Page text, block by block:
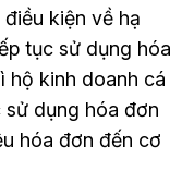
kiện về hạ
tục sử dụng hóa
hộ kinh doanh cá
sử dụng hóa đơn
hóa đơn đến cơ